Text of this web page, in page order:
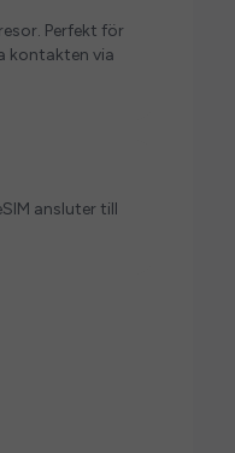
Perfekt för
kontakten via
ansluter till